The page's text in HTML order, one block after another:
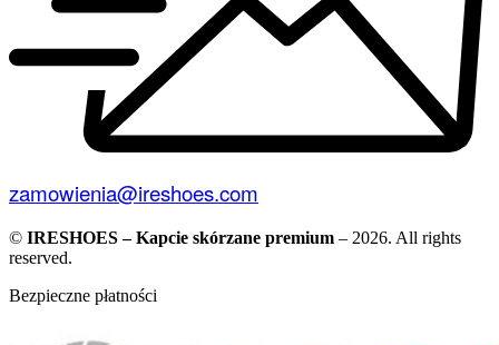
zamowienia@ireshoes.com
© IRESHOES – Kapcie skórzane premium – 2026. All rights
reserved.
Bezpieczne płatności